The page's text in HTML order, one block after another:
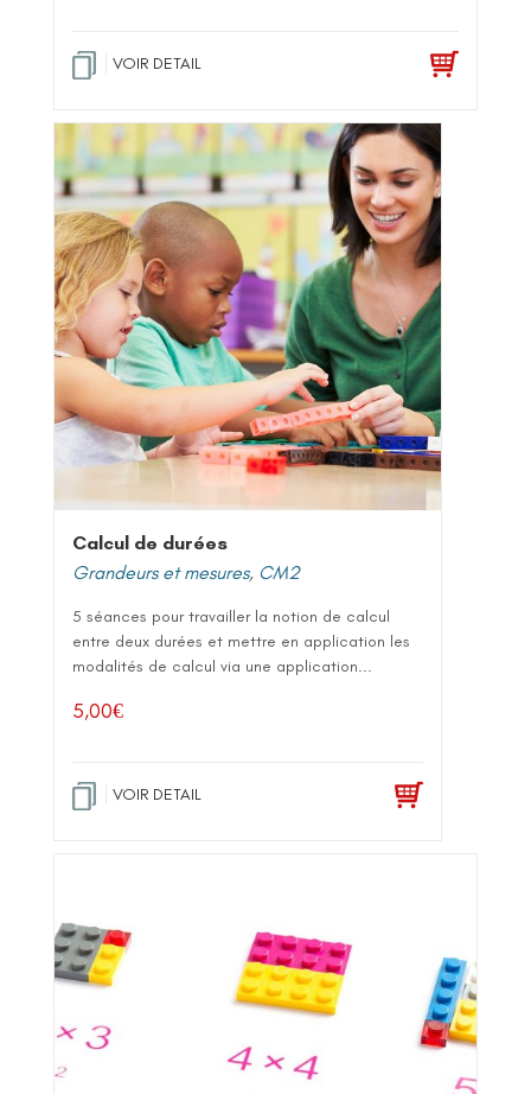
VOIR DETAIL
Calcul de durées
Grandeurs et mesures, CM2
5 séances pour travailler la notion de calcul
entre deux durées et mettre en application les
modalités de calcul via une application...
5,00€
VOIR DETAIL